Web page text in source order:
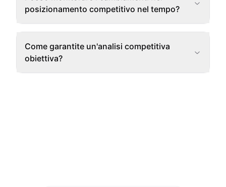
posizionamento competitivo nel tempo?
Come garantite un'analisi competitiva
obiettiva?